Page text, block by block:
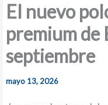
El nuevo
premium de
septiembre
mayo 13, 2026